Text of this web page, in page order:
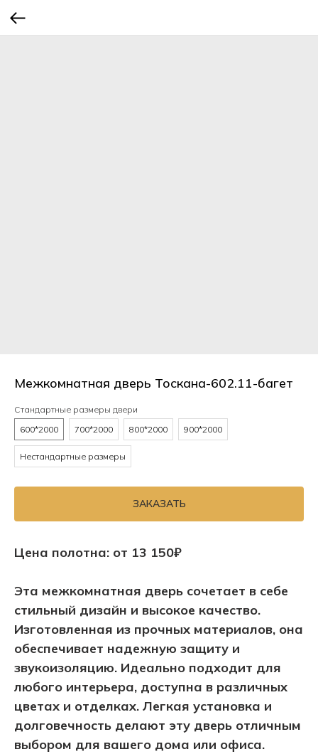
Межкомнатная дверь Тоскана-602.11-багет
Стандартные размеры двери
600*2000
700*2000 800*2000 900*2000
Нестандартные размеры
ЗАКАЗАТЬ
Цена полотна: от 13 150₽
Эта межкомнатная дверь сочетает в себе
стильный дизайн и высокое качество.
Изготовленная из прочных материалов, она
обеспечивает надежную защиту и
звукоизоляцию. Идеально подходит для
любого интерьера, доступна в различных
цветах и отделках. Легкая установка и
долговечность делают эту дверь отличным
выбором для вашего дома или офиса.